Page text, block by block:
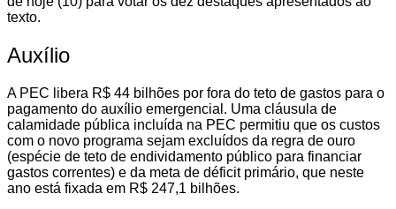
texto.
Auxílio
A PEC libera R$ 44 bilhões por fora do teto de gastos para o
pagamento do auxílio emergencial. Uma cláusula de
calamidade pública incluída na PEC permitiu que os custos
com o novo programa sejam excluídos da regra de ouro
(espécie de teto de endividamento público para financiar
gastos correntes) e da meta de déficit primário, que neste
ano está fixada em R$ 247,1 bilhões.